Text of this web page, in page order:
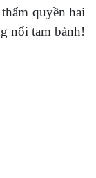
quyền hai
nổi tam bành!